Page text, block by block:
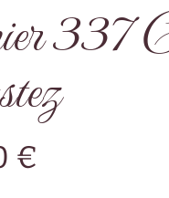
337
€